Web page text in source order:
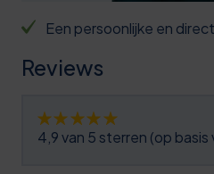
Een persoonlijke en
Reviews
4,9 van 5 sterren (op basis
9
2
5
8
4
5
6
7
1
6
1
7
0
1
3